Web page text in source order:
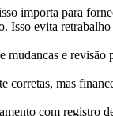
importa para
Isso evita
e revisão
corretas, mas
com registro